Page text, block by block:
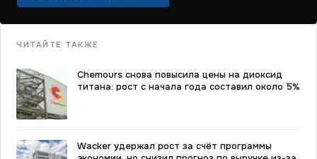
ЧИТАЙТЕ ТАКЖЕ
Chemours снова повысила цены на диоксид
титана: рост с начала года составил около 5%
Wacker удержал рост за счёт программы